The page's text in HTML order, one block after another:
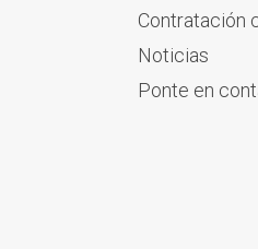
Contratación
Noticias
Ponte en